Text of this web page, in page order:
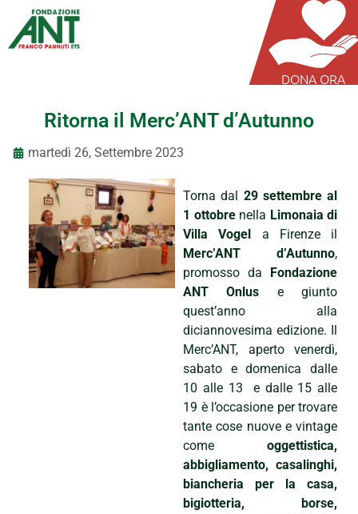
DONA ORA
Ritorna il Merc’ANT d’Autunno
martedì 26, Settembre 2023
Torna dal 29 settembre al
1 ottobrenella Limonaia di
Villa Vogel a Firenze il
Merc’ANT d’Autunno,
promosso da Fondazione
ANT Onlus e giunto
quest’anno alla
diciannovesima edizione. Il
Merc’ANT, aperto venerdì,
sabato e domenica dalle
10 alle 13 e dalle 15 alle
19 è l’occasione per trovare
tante cose nuove e vintage
come oggettistica,
abbigliamento, casalinghi,
biancheria per la casa,
bigiotteria, borse,